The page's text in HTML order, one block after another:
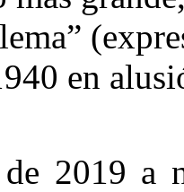
en
2019 a